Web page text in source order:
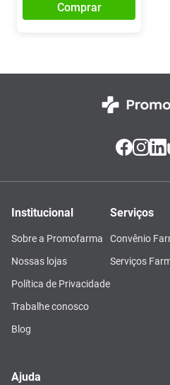
Comprar
Institucional
Sobre a Promofarma
Nossas lojas
Política de Privacidade
Trabalhe conosco
Blog
Serviços
Convênio
Serviços
Ajuda